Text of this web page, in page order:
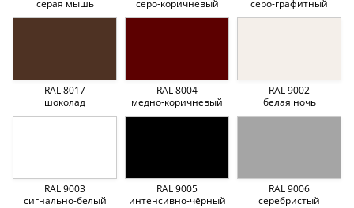
серая мышь
серо-коричневый
серо-графитный
RAL 8017
шоколад
RAL 8004
медно-коричневый
RAL 9002
белая ночь
RAL 9003
сигнально-белый
RAL 9005
интенсивно-чёрный
RAL 9006
серебристый